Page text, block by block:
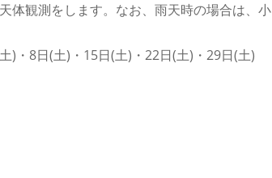
体観測をします。なお、雨天時の場合は、小
)・8日(土)・15日(土)・22日(土)・29日(土)